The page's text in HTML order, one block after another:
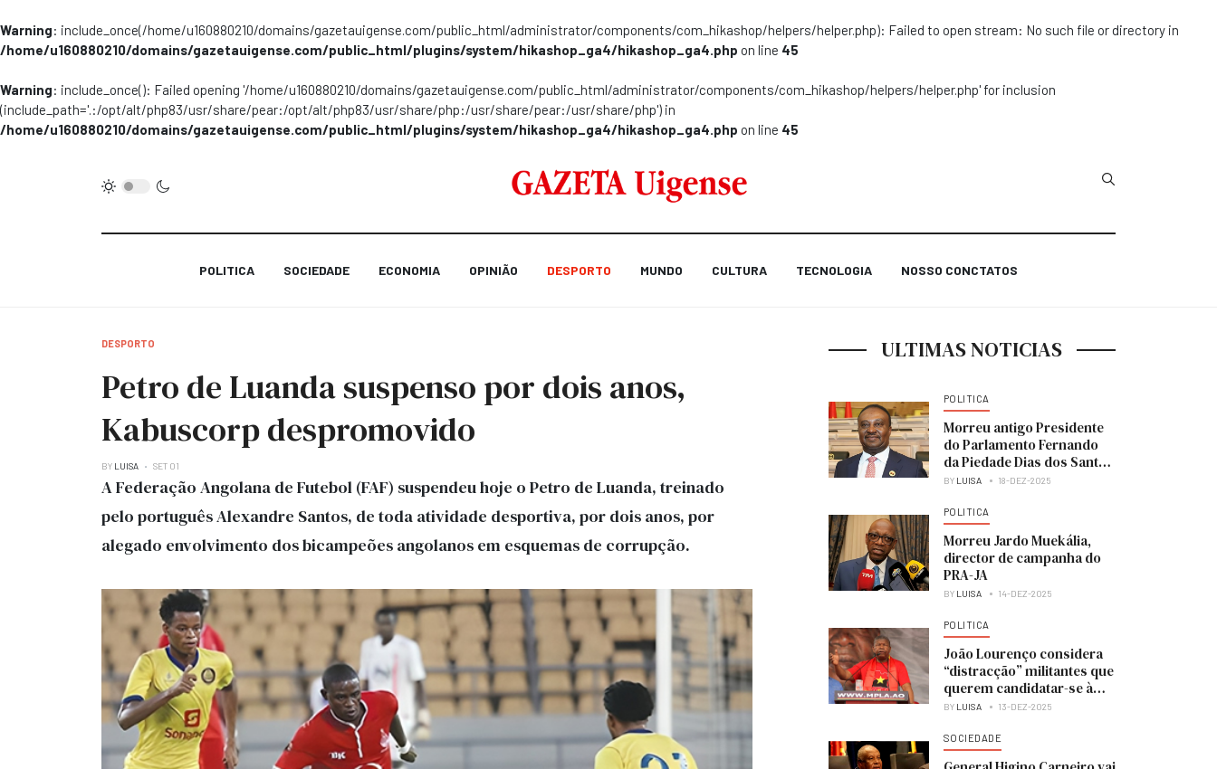
Warning: include_once(/home/u160880210/domains/gazetauigense.com/public_html/administrator/components/com_hikashop/helpers/helper.php): Failed to open stream: No such file or directory in
/home/u160880210/domains/gazetauigense.com/public_html/plugins/system/hikashop_ga4/hikashop_ga4.php on line 45
Warning: include_once(): Failed opening '/home/u160880210/domains/gazetauigense.com/public_html/administrator/components/com_hikashop/helpers/helper.php' for inclusion
(include_path='.:/opt/alt/php83/usr/share/pear:/opt/alt/php83/usr/share/php:/usr/share/pear:/usr/share/php') in
/home/u160880210/domains/gazetauigense.com/public_html/plugins/system/hikashop_ga4/hikashop_ga4.php on line 45
Type 2 or more
POLITICA SOCIEDADE ECONOMIA OPINIÃO DESPORTO MUNDO CULTURA TECNOLOGIA NOSSO CONCTATOS
DESPORTO
Petro de Luanda suspenso por dois anos,
Kabuscorp despromovido
BY LUISA SET 01
A Federação Angolana de Futebol (FAF) suspendeu hoje o Petro de Luanda, treinado
pelo português Alexandre Santos, de toda atividade desportiva, por dois anos, por
alegado envolvimento dos bicampeões angolanos em esquemas de corrupção.
ULTIMAS NOTICIAS
POLITICA
Morreu antigo Presidente
do Parlamento Fernando
da Piedade Dias dos Santos
“Nandó”
BY LUISA 18-DEZ-2025
POLITICA
Morreu Jardo Muekália,
director de campanha do
PRA-JA
BY LUISA 14-DEZ-2025
POLITICA
João Lourenço considera
“distracção” militantes que
querem candidatar-se à
liderança do MPLA
BY LUISA 13-DEZ-2025
SOCIEDADE